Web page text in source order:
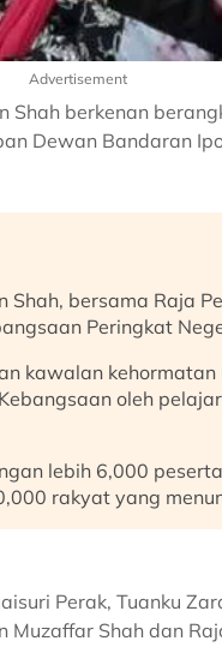
Advertisement
Shah berkenan
Dewan Bandaran
Shah, bersama Raja
Peringkat
kawalan kehormatan
oleh
lebih 6,000
rakyat yang
Perak, Tuanku
Muzaffar Shah dan